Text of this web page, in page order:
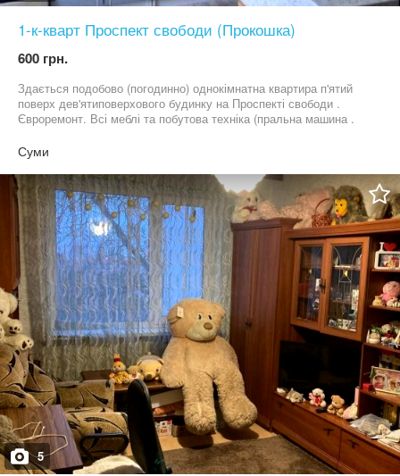
1-к-кварт Проспект свободи (Прокошка)
600 грн.
Здається подобово (погодинно) однокімнатна квартира п'ятий
поверх дев'ятиповерхового будинку на Проспекті свободи .
Євроремонт. Всі меблі та побутова техніка (пральна машина .
мікрохвильовка.холодильник Здається не для гучних вечірок, а
для тихого, спокійного відпочинку на двох. 600 грн - до 4 годин.
Зупинка, автостоянка , магазини, аптека .дитячий майданчик.
зелена зона парк .річка тощо. Можна звертатися телефон
telegram vibер 06******77
Суми
5